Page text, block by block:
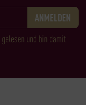
gelesen und bin damit